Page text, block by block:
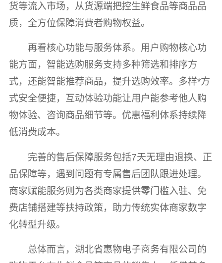
货等流入市场，从货源端把控生鲜食品等商品品
质，全方位保障消费者购物权益。
再看核心功能与服务体系。用户购物核心功
能方面，智能选购服务支持多种筛选和排序方
式，还能智能推荐商品，提升选购效率。多样*方
式安全便捷，互动体验功能让用户能参考他人购
物体验、咨询商品细节等。优惠福利体系持续降
低消费成本。
完善的售后保障服务包括7天无理由退换、正
品保障等，遇到问题有专属售后团队跟进处理。
商家赋能服务则为各类商家提供零门槛入驻、免
费店铺搭建等扶持政策，助力传统实体商家数字
化转型升级。
总体而言，湖北省惠物电子商务有限公司的